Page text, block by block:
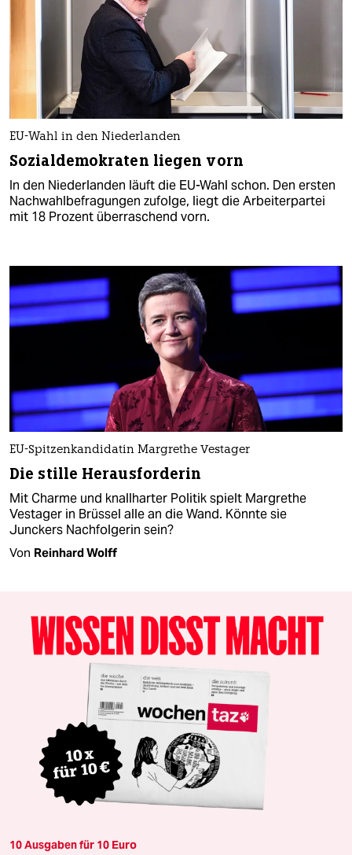
EU-Wahl in den Niederlanden
Sozialdemokraten liegen vorn
In den Niederlanden läuft die EU-Wahl schon. Den ersten
Nachwahlbefragungen zufolge, liegt die Arbeiterpartei
mit 18 Prozent überraschend vorn.
EU-Spitzenkandidatin Margrethe Vestager
Die stille Herausforderin
Mit Charme und knallharter Politik spielt Margrethe
Vestager in Brüssel alle an die Wand. Könnte sie
Junckers Nachfolgerin sein?
Von Reinhard Wolff
10 Ausgaben für 10 Euro